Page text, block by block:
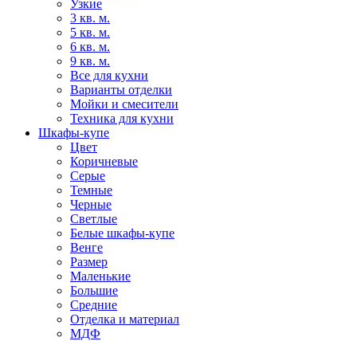
Узкие
3 кв. м.
5 кв. м.
6 кв. м.
9 кв. м.
Все для кухни
Варианты отделки
Мойки и смесители
Техника для кухни
Шкафы-купе
Цвет
Коричневые
Серые
Темные
Черные
Светлые
Белые шкафы-купе
Венге
Размер
Маленькие
Большие
Средние
Отделка и материал
МДФ